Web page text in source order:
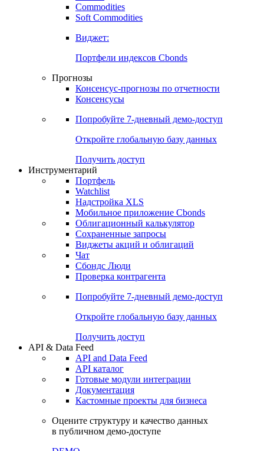
Commodities
Soft Commodities
Виджет:
Портфели индексов Cbonds
Прогнозы
Консенсус-прогнозы по отчетности
Консенсусы
Попробуйте 7-дневный демо-доступ
Откройте глобальную базу данных
Получить доступ
Инструментарий
Портфель
Watchlist
Надстройка XLS
Мобильное приложение Cbonds
Облигационный калькулятор
Сохраненные запросы
Виджеты акций и облигаций
Чат
Сбондс Люди
Проверка контрагента
Попробуйте 7-дневный демо-доступ
Откройте глобальную базу данных
Получить доступ
API & Data Feed
API and Data Feed
API каталог
Готовые модули интеграции
Документация
Кастомные проекты для бизнеса
Оцените структуру и качество данных
в публичном демо-доступе